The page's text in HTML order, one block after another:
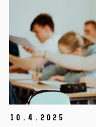
10. 4. 2025